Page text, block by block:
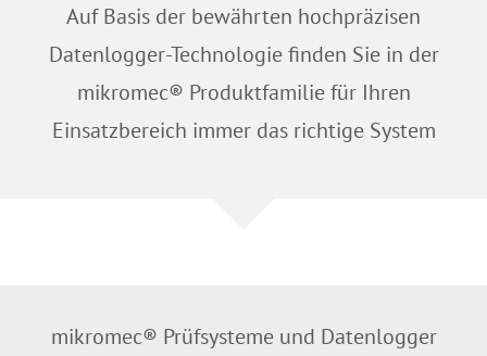
Auf Basis der bewährten hochpräzisen
Datenlogger-Technologie finden Sie in der
mikromec® Produktfamilie für Ihren
Einsatzbereich immer das richtige System
mikromec® Prüfsysteme und Datenlogger